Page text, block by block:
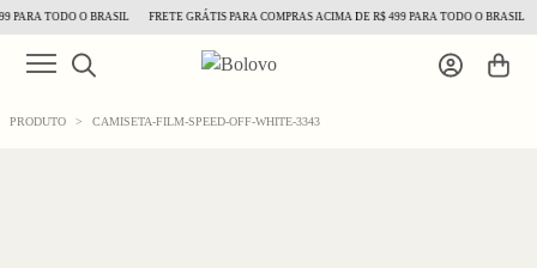
TODO O BRASIL FRETE GRÁTIS PARA COMPRAS ACIMA DE R$ 499 PARA TODO O BRASIL
PRODUTO > CAMISETA-FILM-SPEED-OFF-WHITE-3343